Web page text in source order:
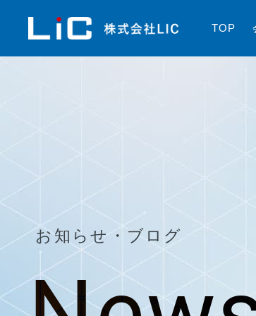
TOP
お知らせ・ブログ